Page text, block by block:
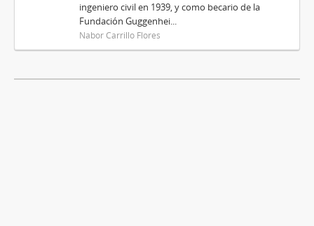
ingeniero civil en 1939, y como becario de la
Fundación Guggenhei...
Nabor Carrillo Flores